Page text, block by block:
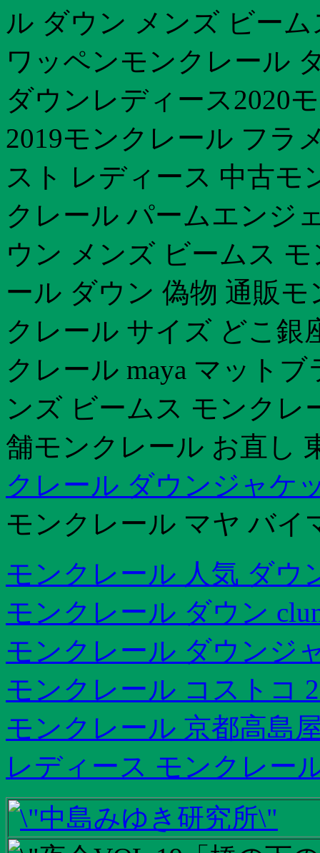
ル ダウン メンズ ビー
ワッペンモンクレール
ダウンレディース2020
2019モンクレール フラ
スト レディース 中古モ
クレール パームエンジ
ウン メンズ ビームス
ール ダウン 偽物 通販
クレール サイズ どこ銀
クレール maya マット
ンズ ビームス モンクレ
舗モンクレール お直し
クレール ダウンジャケ
モンクレール マヤ バイ
モンクレール 人気 ダウ
モンクレール ダウン
モンクレール ダウンジ
モンクレール コストコ
モンクレール 京都高島
レディース モンクレー